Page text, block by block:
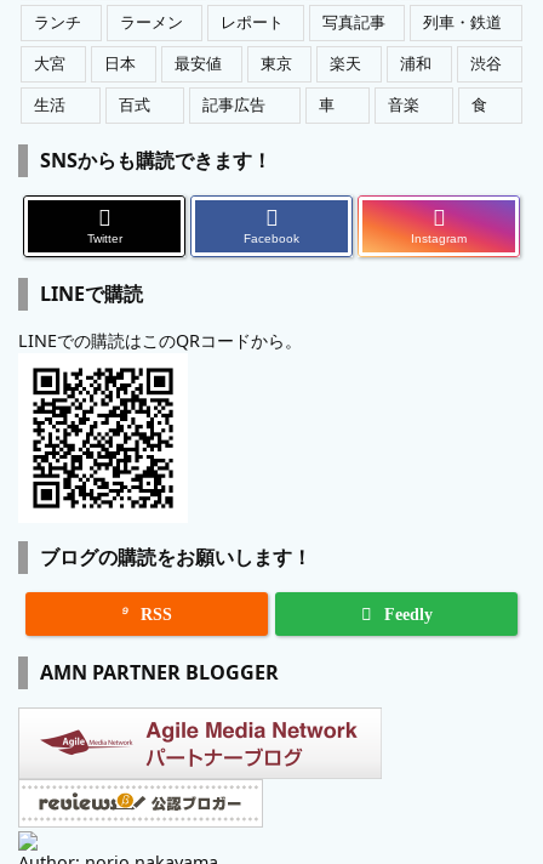
ランチ
ラーメン レポート 写真記事
列車・鉄道
大宮
日本 最安値 東京 楽天 浦和
渋谷
生活
百式 記事広告 車 音楽 食
SNSからも購読できます！
Twitter Facebook Instagram
LINEで購読
LINEでの購読はこのQRコードから。
ブログの購読をお願いします！
 RSS Feedly
AMN PARTNER BLOGGER